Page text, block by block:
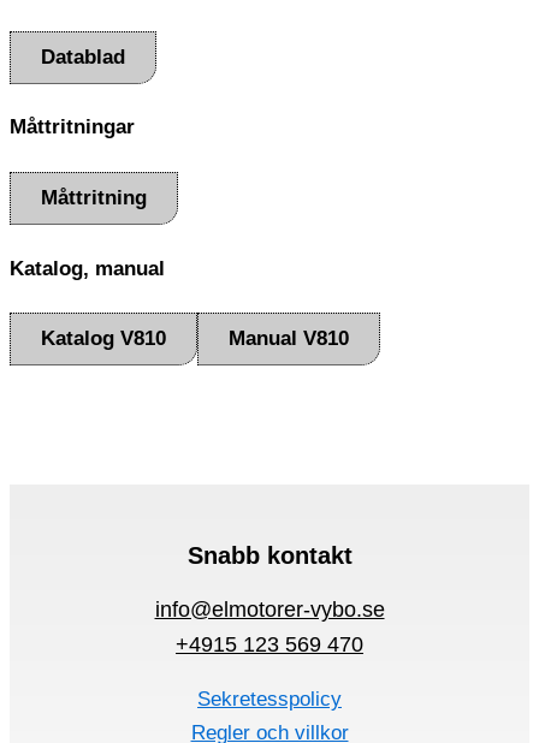
Datablad
Måttritningar
Måttritning
Katalog, manual
Katalog V810 Manual V810
Snabb kontakt
info@elmotorer-vybo.se
+4915 123 569 470
Sekretesspolicy
Regler och villkor